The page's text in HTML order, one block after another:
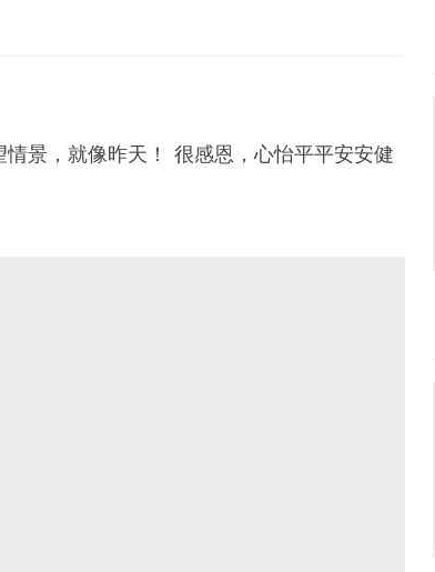
想好好紀錄囡囡嘅成長，分享做媽咪嘅心
景，就像昨天！ 很感恩，心怡平平安安健